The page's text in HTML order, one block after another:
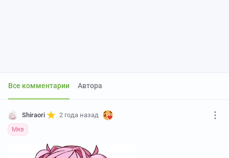
Все комментарии Автора
Shiraori 2 года назад
Мяв